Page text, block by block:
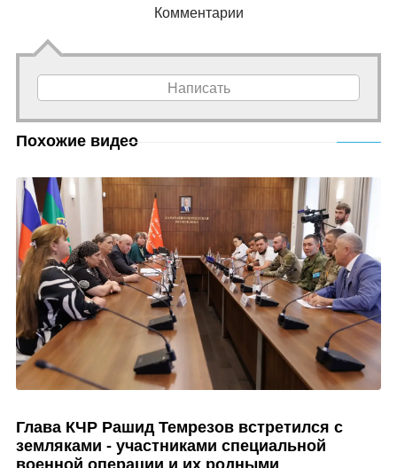
Комментарии
Написать
Похожие видео
Глава КЧР Рашид Темрезов встретился с
земляками - участниками специальной
военной операции и их родными